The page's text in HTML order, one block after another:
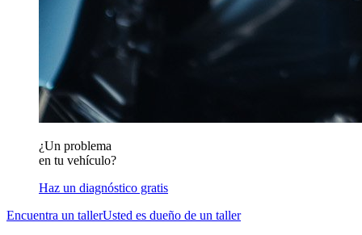
¿Un problema
en tu vehículo?
Haz un diagnóstico gratis
Encuentra un tallerUsted es dueño de un taller